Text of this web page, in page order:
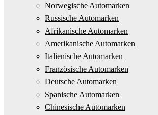
Norwegische Automarken
Russische Automarken
Afrikanische Automarken
Amerikanische Automarken
Italienische Automarken
Französische Automarken
Deutsche Automarken
Spanische Automarken
Chinesische Automarken